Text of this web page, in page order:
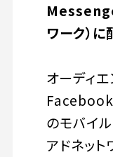
ワーク）
オーディエ
のモバイ
アドネット